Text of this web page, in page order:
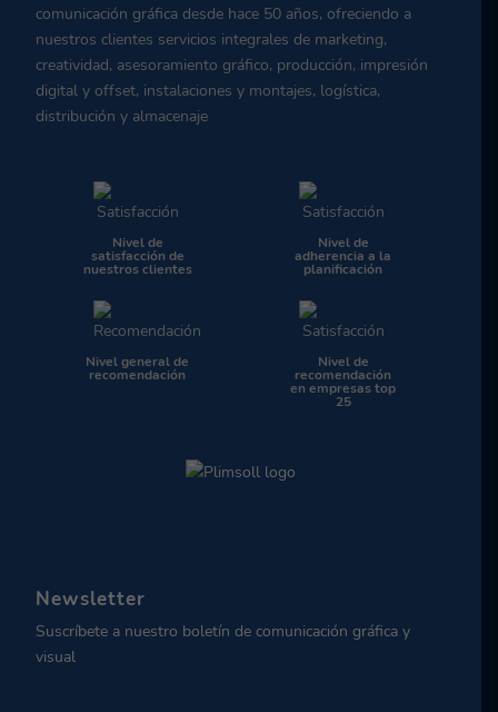
comunicación gráfica desde hace 50 años, ofreciendo a
nuestros clientes servicios integrales de marketing,
creatividad, asesoramiento gráfico, producción, impresión
digital y offset, instalaciones y montajes, logística,
distribución y almacenaje
Nivel de
satisfacción de
nuestros clientes
Nivel de
adherencia a la
planificación
Nivel general de
recomendación
Nivel de
recomendación
en empresas top
25
Newsletter
Suscríbete a nuestro boletín de comunicación gráfica y
visual